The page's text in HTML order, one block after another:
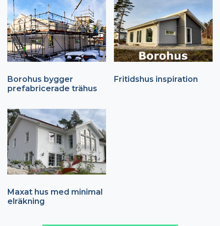
Borohus bygger
prefabricerade trähus
Fritidshus inspiration
Maxat hus med minimal
elräkning